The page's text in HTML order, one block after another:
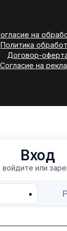
на
Политика
Договор-
Согласие на
Вход
или